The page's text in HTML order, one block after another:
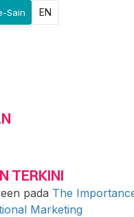
Sain EN
TERKINI
pada The
Marketing